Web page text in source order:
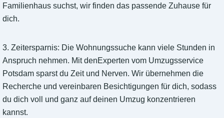
Familienhaus suchst, wir finden das passende Zuhause für
dich.
3. Zeitersparnis: Die Wohnungssuche kann viele Stunden in
Anspruch nehmen. Mit denExperten vom Umzugsservice
Potsdam sparst du Zeit und Nerven. Wir übernehmen die
Recherche und vereinbaren Besichtigungen für dich, sodass
du dich voll und ganz auf deinen Umzug konzentrieren
kannst.